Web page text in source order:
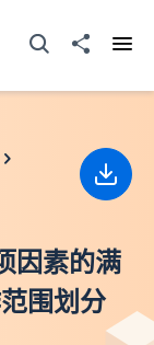
打开搜寻器分享至
因素的满
围划分
下载